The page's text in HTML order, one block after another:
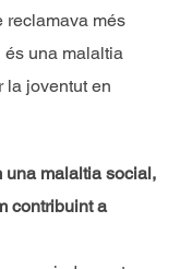
reclamava més
és una malaltia
la joventut en
una malaltia social,
contribuint a